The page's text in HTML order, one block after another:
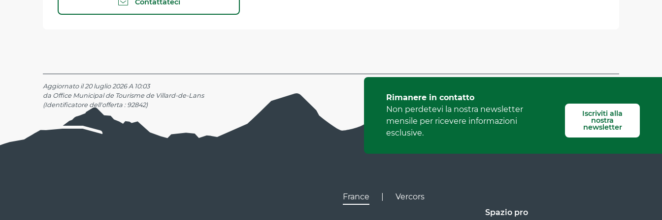
Contattateci
Aggiornato il 20 luglio 2026 A 10:03
da Office Municipal de Tourisme de Villard-de-Lans
(Identificatore dell'offerta : 92842)
Rimanere in contatto
Non perdetevi la nostra newsletter
mensile per ricevere informazioni
esclusive.
Iscriviti alla
nostra
newsletter
France
Vercors
Spazio pro